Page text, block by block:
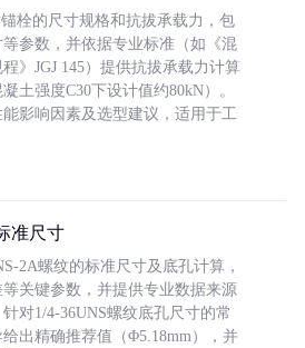
栓的尺寸规格和抗拔承载力，包
参数，并依据专业标准（如《混
》JGJ 145）提供抗拔承载力计算
土强度C30下设计值约80kN）。
影响因素及选型建议，适用于工
准尺寸
2A螺纹的标准尺寸及底孔计算，
关键参数，并提供专业数据来源
针对1/4-36UNS螺纹底孔尺寸的常
出精确推荐值（Φ5.18mm），并